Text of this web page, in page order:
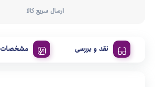
ارسال سریع کالا
نقد و بررسی مشخصات